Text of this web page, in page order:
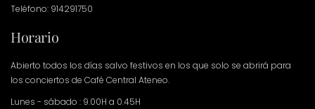
Teléfono: 914291750
Horario
Abierto todos los días salvo festivos en los que solo se abrirá para
los conciertos de Café Central Ateneo.
Lunes - sábado : 9.00H a 0.45H